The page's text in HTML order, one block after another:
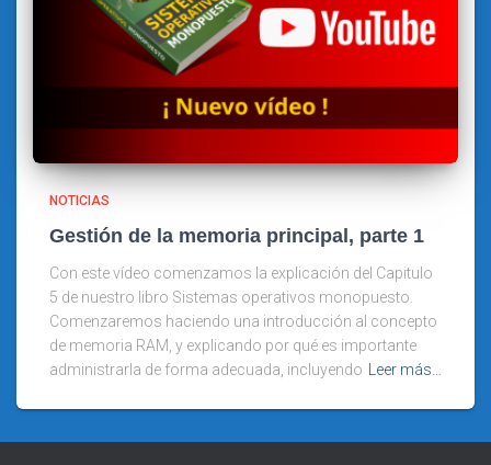
NOTICIAS
Gestión de la memoria principal, parte 1
Con este vídeo comenzamos la explicación del Capitulo
5 de nuestro libro Sistemas operativos monopuesto.
Comenzaremos haciendo una introducción al concepto
de memoria RAM, y explicando por qué es importante
administrarla de forma adecuada, incluyendo Leer más…